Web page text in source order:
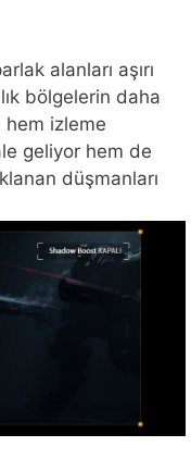
alanları aşırı
bölgelerin daha
hem izleme
geliyor hem de
düşmanları